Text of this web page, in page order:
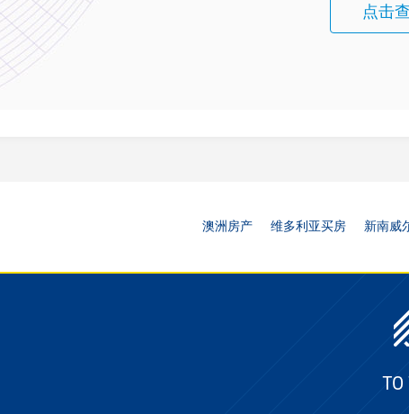
点击
澳洲房产 维多利亚买房 新南威